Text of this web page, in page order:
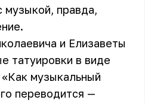
музыкой, правда,
и Елизаветы
татуировки в виде
музыкальный
переводится —